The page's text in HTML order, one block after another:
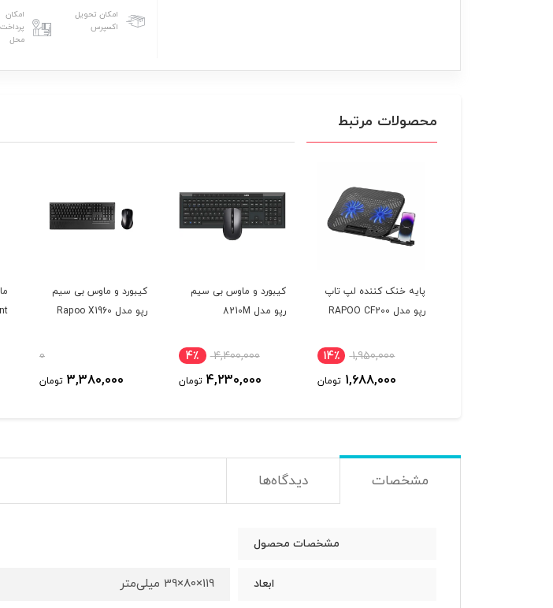
امکان تحویل
اکسپرس
امکان
محل
محصولات مرتبط
پایه خنک کننده لپ تاپ
رپو مدل RAPOO CF200
1,950,000 14٪
1,688,000 تومان
کیبورد و ماوس بی سیم
رپو مدل 8210M
4,400,000 4٪
4,230,000 تومان
کیبورد و ماوس بی سیم
رپو مدل Rapoo X1960
0
3,380,000 تومان
مشخصات دیدگاه‌ها
مشخصات محصول
ابعاد 119×80×39 میلی‌متر